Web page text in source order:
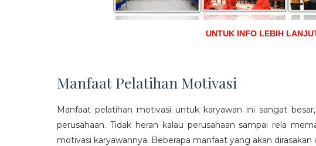
UNTUK INFO LEBIH
Manfaat Pelatihan Motivasi
Manfaat pelatihan motivasi untuk karyawan ini sangat
perusahaan. Tidak heran kalau perusahaan sampai rela
motivasi karyawannya. Beberapa manfaat yang akan dirasakan